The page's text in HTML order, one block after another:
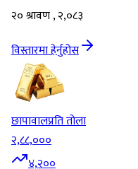
२० श्रावण , २,०८३
विस्तारमा हेर्नुहोस
छापावालप्रति तोला
२,८८,०००
४,२००